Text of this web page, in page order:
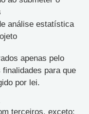
análise estatística
apenas pelo
para que
por lei.
terceiros, exceto: